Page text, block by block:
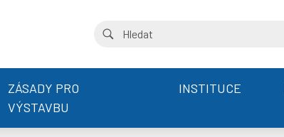
ZÁSADY PRO
VÝSTAVBU
INSTITUCE